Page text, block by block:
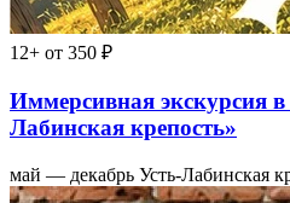
12+ от 350 ₽
Иммерсивная экскурсия в
Лабинская крепость»
май — декабрь Усть-Лабинская